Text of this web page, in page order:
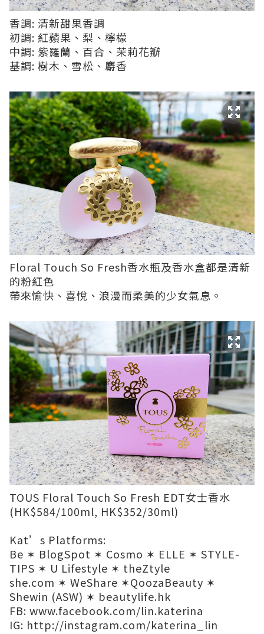
香調: 清新甜果香調
初調: 紅蘋果、梨、檸檬
中調: 紫羅蘭、百合、茉莉花瓣
基調: 樹木、雪松、麝香
Floral Touch So Fresh香水瓶及香水盒都是清新
的粉紅色
帶來愉快、喜悅、浪漫而柔美的少女氣息。
TOUS Floral Touch So Fresh EDT女士香水
(HK$584/100ml, HK$352/30ml)
Kat’s Platforms:
Be ✶ BlogSpot ✶ Cosmo ✶ ELLE ✶ STYLE-
TIPS ✶ U Lifestyle ✶ theZtyle​
she.com ✶ WeShare ✶QoozaBeauty ✶
Shewin (ASW) ✶ beautylife.hk
FB: www.facebook.com/lin.katerina
IG: http://instagram.com/katerina_lin